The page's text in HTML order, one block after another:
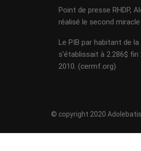
Point de presse RHDP,
réalisé le second
Le PIB par habitant de la
s’établissait à 2.286$
2010. (cermf.org)
© copyright 2020